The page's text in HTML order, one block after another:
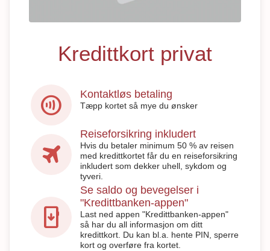
Kredittkort privat
contactless Kontaktløs betaling
Tæpp kortet så mye du ønsker
travel
Reiseforsikring inkludert
Hvis du betaler minimum 50 % av reisen
med kredittkortet får du en reiseforsikring
inkludert som dekker uhell, sykdom og
tyveri.
install_mobile
Se saldo og bevegelser i
"Kredittbanken-appen"
Last ned appen "Kredittbanken-appen"
så har du all informasjon om ditt
kredittkort. Du kan bl.a. hente PIN, sperre
kort og overføre fra kortet.